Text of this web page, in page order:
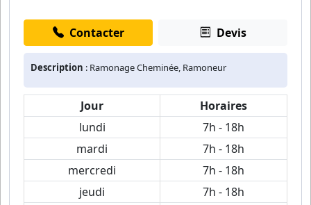
Contacter Devis
Description : Ramonage Cheminée, Ramoneur
Jour
Horaires
lundi
7h - 18h
mardi
7h - 18h
mercredi
7h - 18h
jeudi
7h - 18h